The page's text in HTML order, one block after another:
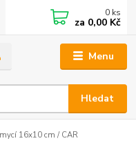
Menu
Hledat
0 ks
za 0,00 Kč
16x10 cm / CAR